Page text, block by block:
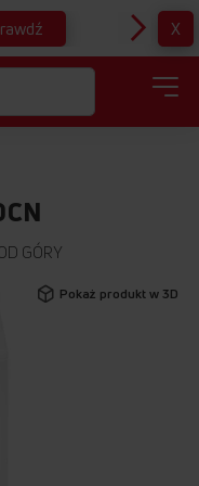
X
GÓRY
Pokaż produkt w 3D